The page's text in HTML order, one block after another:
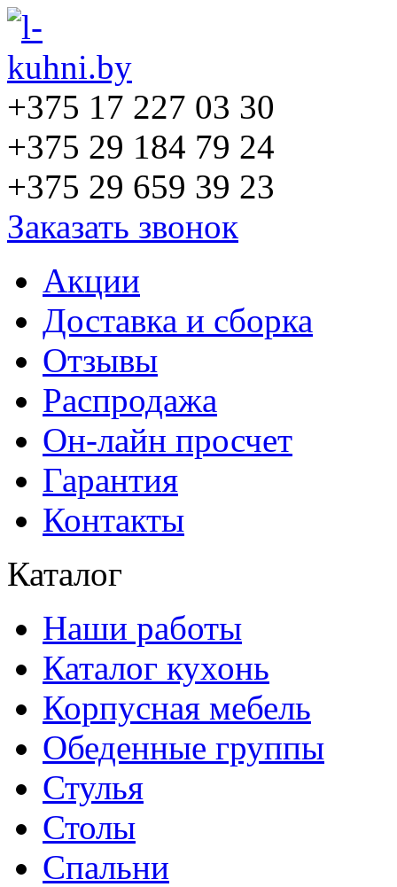
+375 17 227 03 30
+375 29 184 79 24
+375 29 659 39 23
Заказать звонок
Акции
Доставка и сборка
Отзывы
Распродажа
Он-лайн просчет
Гарантия
Контакты
Каталог
Наши работы
Каталог кухонь
Корпусная мебель
Обеденные группы
Стулья
Столы
Спальни